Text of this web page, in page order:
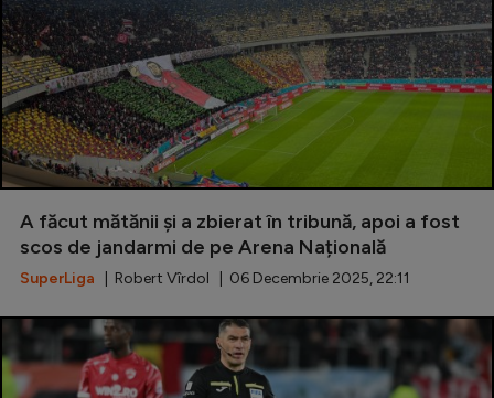
Stranieri
Clasamente
Tenis
Handbal
Natație
Gimnastică
Auto
A făcut mătănii și a zbierat în tribună, apoi a fost
scos de jandarmi de pe Arena Națională
SuperLiga | Robert Vîrdol | 06 Decembrie 2025, 22:11